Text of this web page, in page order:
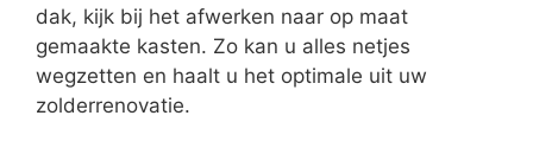
dak, kijk bij het afwerken naar op maat
gemaakte kasten. Zo kan u alles netjes
wegzetten en haalt u het optimale uit uw
zolderrenovatie.